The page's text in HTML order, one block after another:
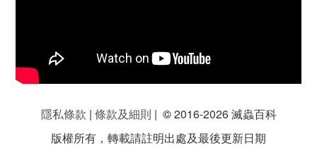
隱私條款 | 條款及細則 | ©2016-2026 滅蟲百科
版權所有，轉載請註明出處及最後更新日期